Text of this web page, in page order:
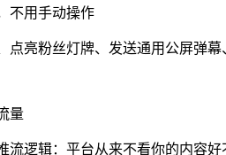
不用手动操作
点亮粉丝灯牌、发送通用公屏弹
量
流逻辑：平台从来不看你的内容